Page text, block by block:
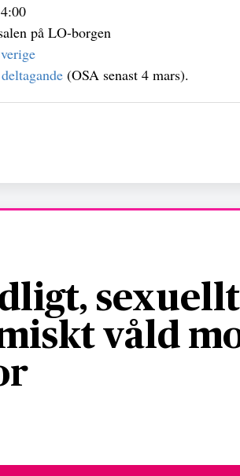
på LO-borgen
(OSA senast 4 mars).
våld